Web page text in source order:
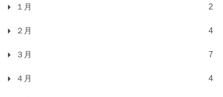
１月 2
２月 4
３月 7
４月 4